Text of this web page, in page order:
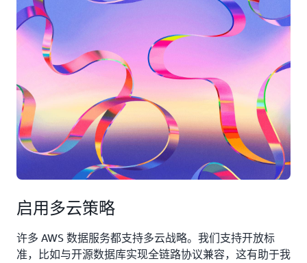
启用多云策略
许多 AWS 数据服务都支持多云战略。我们支持开放标
准，比如与开源数据库实现全链路协议兼容，这有助于我